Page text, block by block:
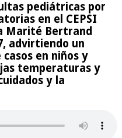
pediátricas por
en el CEPSI
Marité Bertrand
advirtiendo un
en niños y
temperaturas y
y la